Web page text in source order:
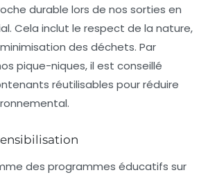
durable lors de nos sorties en
Cela inclut le respect de la nature,
des déchets. Par
pique-niques, il est conseillé
réutilisables pour réduire
des programmes éducatifs sur